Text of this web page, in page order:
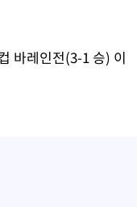
바레인전(3-1 승) 이